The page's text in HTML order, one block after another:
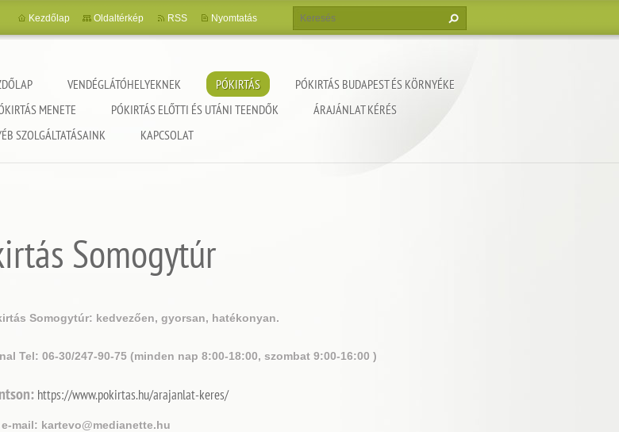
VENDÉGLÁTÓHELYEKNEK PÓKIRTÁS
PÓKIRTÁS BUDAPEST ÉS KÖRNYÉKE
MENETE
PÓKIRTÁS ELŐTTI ÉS UTÁNI TEENDŐK
ÁRAJÁNLAT KÉRÉS
SZOLGÁLTATÁSAINK
KAPCSOLAT
Kezdőlap Oldaltérkép RSS Nyomtatás
Somogytúr
Somogytúr: kedvezően, gyorsan, hatékonyan.
Tel: 06-30/247-90-75 (minden nap 8:00-18:00, szombat 9:00-16:00 )
https://www.pokirtas.hu/arajanlat-keres/
e-mail: kartevo@medianette.hu